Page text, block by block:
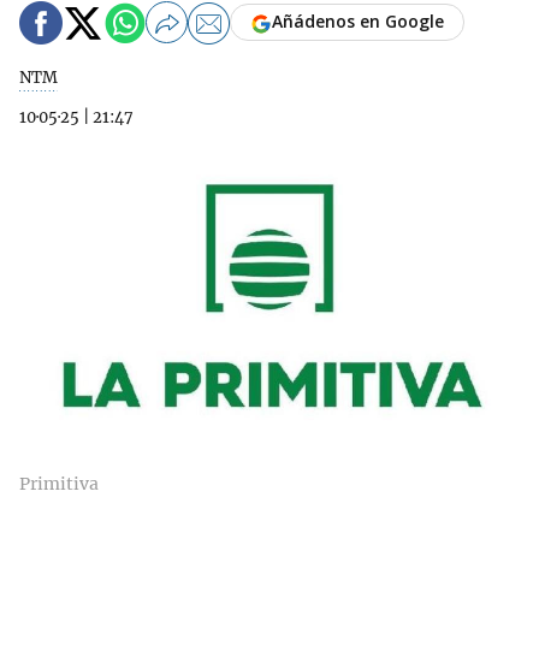
NTM
10·05·25
21:47
Añádenos en Google
Primitiva